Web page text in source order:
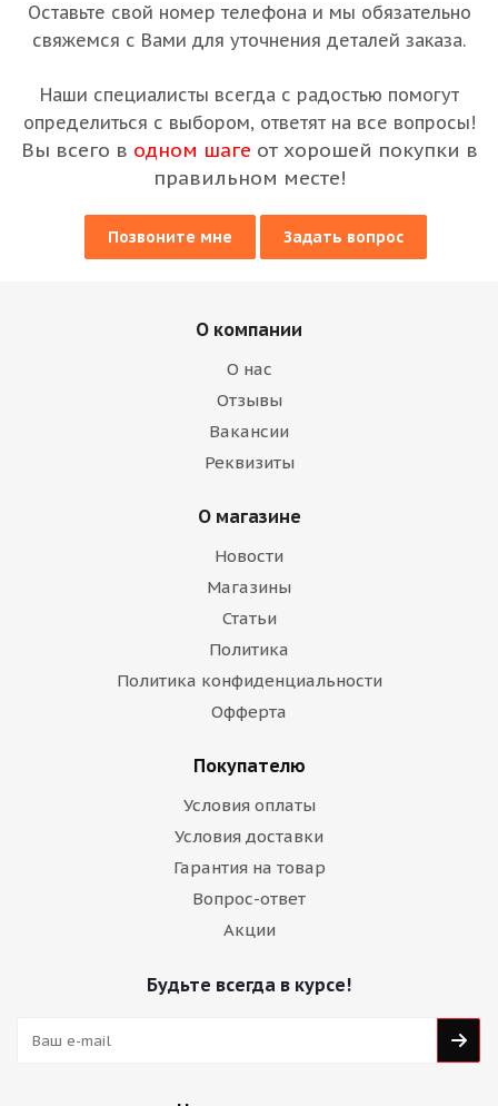
Оставьте свой номер телефона и мы обязательно
свяжемся с Вами для уточнения деталей заказа.
Наши специалисты всегда с радостью помогут
определиться с выбором, ответят на все вопросы!
Вы всего в одном шаге от хорошей покупки в
правильном месте!
Позвоните мне Задать вопрос
О компании
О нас
Отзывы
Вакансии
Реквизиты
О магазине
Новости
Магазины
Статьи
Политика
Политика конфиденциальности
Офферта
Покупателю
Условия оплаты
Условия доставки
Гарантия на товар
Вопрос-ответ
Акции
Будьте всегда в курсе!